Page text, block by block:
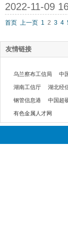
2022-11-09
首页 上一页 1 2 3 4
友情链接
乌兰察布工信局 中
湖南工信厅 湖北经
钢管信息港 中国超
有色金属人才网